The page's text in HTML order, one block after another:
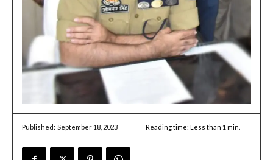
Published: September 18, 2023 Reading time: Less than 1 min.